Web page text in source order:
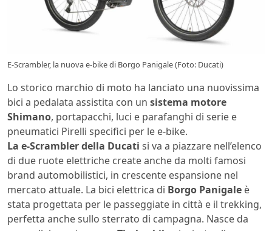
E-Scrambler, la nuova e-bike di Borgo Panigale (Foto: Ducati)
Lo storico marchio di moto ha lanciato una nuovissima
bici a pedalata assistita con un sistema motore
Shimano, portapacchi, luci e parafanghi di serie e
pneumatici Pirelli specifici per le e-bike.
La e-Scrambler della Ducati si va a piazzare nell’elenco
di due ruote elettriche create anche da molti famosi
brand automobilistici, in crescente espansione nel
mercato attuale. La bici elettrica di Borgo Panigale è
stata progettata per le passeggiate in città e il trekking,
perfetta anche sullo sterrato di campagna. Nasce da